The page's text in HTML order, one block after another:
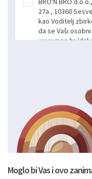
27a , 10360
kao Voditelj
da se Vaši
www.mae.hr
obrađeni.
slobodno i
obradu Vaših
putem ovih web
komunikacije na
Radi se o
Izjavu niste
svoje osobne
formi/obrazaca
BRO'N BRO
postupati
privatnosti i
Moglo bi Vas i ovo